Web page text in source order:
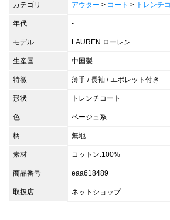
カテゴリ アウター > コート > トレンチ
年代 -
モデル LAUREN ローレン
生産国 中国製
特徴 薄手 / 長袖 / エポレット付き
形状 トレンチコート
色 ベージュ系
柄 無地
素材 コットン:100%
商品番号 eaa618489
取扱店 ネットショップ